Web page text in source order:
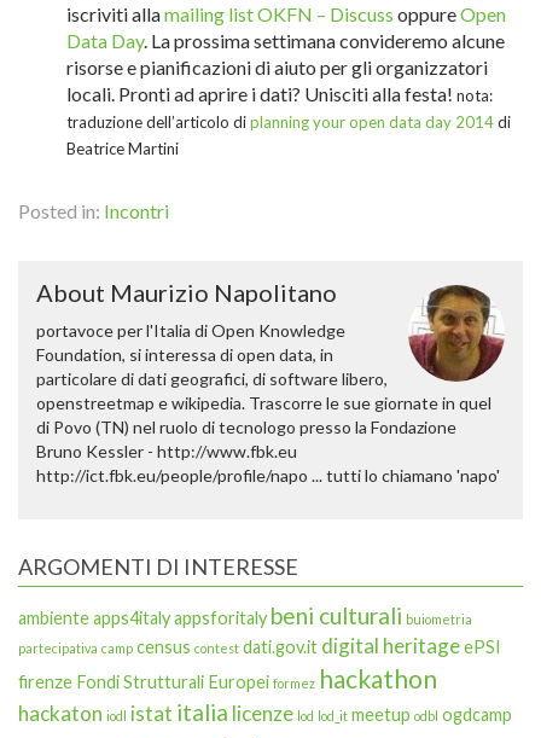
iscriviti allamailing list OKFN – Discuss oppureOpen
Data Day. La prossima settimana convideremo alcune
risorse e pianificazioni di aiuto per gli organizzatori
locali. Pronti ad aprire i dati? Unisciti alla festa! nota:
traduzione dell’articolo diplanning your open data day 2014di
Beatrice Martini
Posted in: Incontri
About Maurizio Napolitano
portavoce per l'Italia di Open Knowledge
Foundation, si interessa di open data, in
particolare di dati geografici, di software libero,
openstreetmap e wikipedia. Trascorre le sue giornate in quel
di Povo (TN) nel ruolo di tecnologo presso la Fondazione
Bruno Kessler - http://www.fbk.eu
http://ict.fbk.eu/people/profile/napo ... tutti lo chiamano 'napo'
ARGOMENTI DI INTERESSE
ambienteapps4italyappsforitaly beni culturali buiometria
partecipativa camp census contest dati.gov.it digital heritageePSI
firenze Fondi Strutturali Europei formez hackathon
hackaton iodl istat italia licenze lod lod_it meetup odbl ogdcamp